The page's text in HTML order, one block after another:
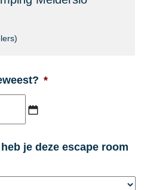
*
je deze escape room